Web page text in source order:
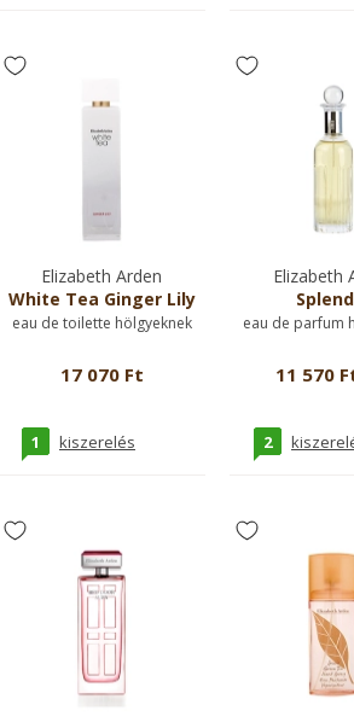
Elizabeth Arden
White Tea Ginger Lily
eau de toilette hölgyeknek
17 070 Ft
1 kiszerelés
Elizabeth
eau de parfum
11 570
2